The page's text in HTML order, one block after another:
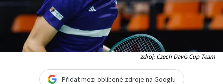
zdroj: Czech Davis Cup Team
Přidat mezi oblíbené zdroje na Googlu